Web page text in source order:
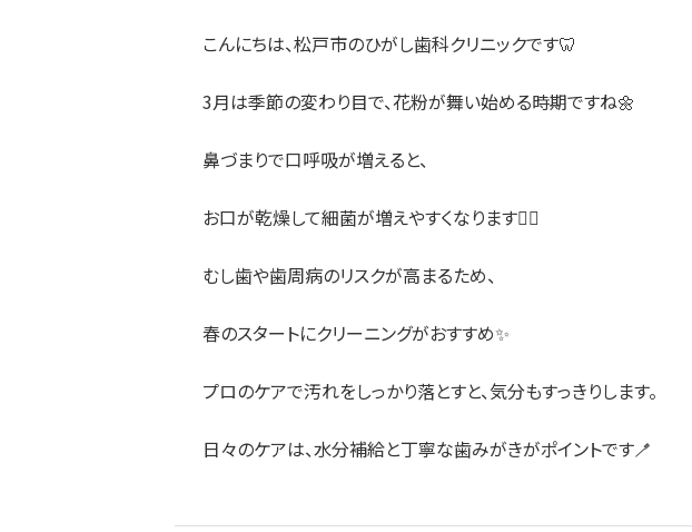
こんにちは、松戸市のひがし歯科クリニックです🦷
3月は季節の変わり目で、花粉が舞い始める時期ですね🌼
鼻づまりで口呼吸が増えると、
お口が乾燥して細菌が増えやすくなります😮‍💨
むし歯や歯周病のリスクが高まるため、
春のスタートにクリーニングがおすすめ✨
プロのケアで汚れをしっかり落とすと、気分もすっきりします。
日々のケアは、水分補給と丁寧な歯みがきがポイントです🪥